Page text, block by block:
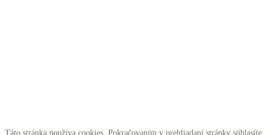
Táto stránka používa cookies. Pokračovaním v prehliadaní stránky súhlasíte